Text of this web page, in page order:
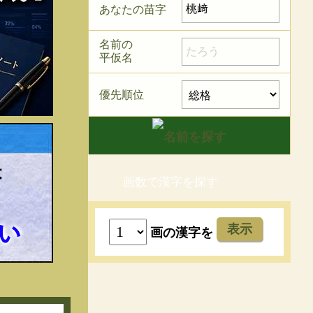
あなたの苗字
名前の
平仮名
優先順位
画数で漢字を探す
画の漢字を 表示